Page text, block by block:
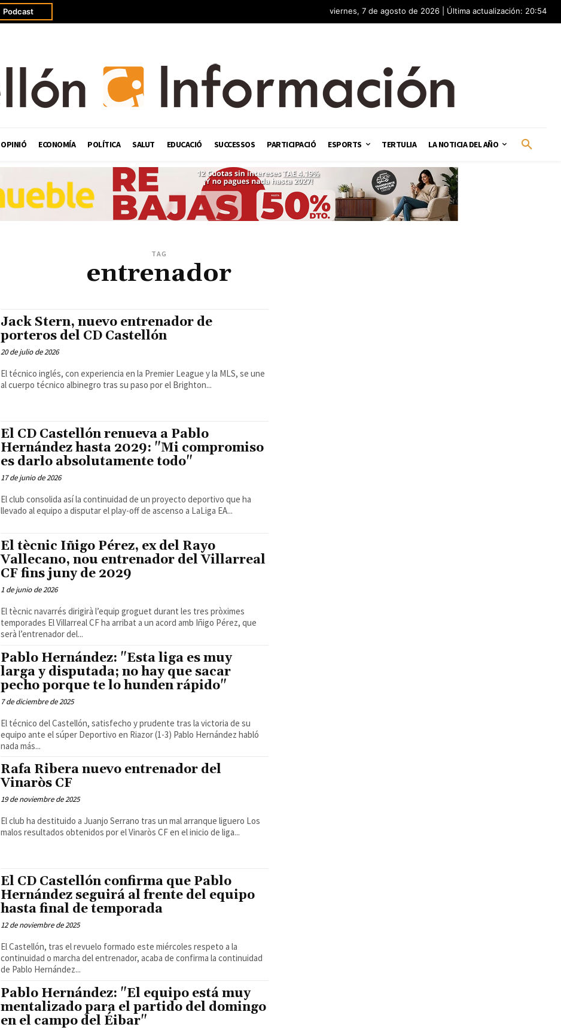
Podcast viernes, 7 de agosto de 2026 | Última actualización: 20:54
OPINIÓ ECONOMÍA POLÍTICA SALUT EDUCACIÓ SUCCESSOS PARTICIPACIÓ ESPORTS TERTULIA LA NOTICIA DEL AÑO
TAG
entrenador
Jack Stern, nuevo entrenador de
porteros del CD Castellón
20 de julio de 2026
El técnico inglés, con experiencia en la Premier League y la MLS, se une
al cuerpo técnico albinegro tras su paso por el Brighton...
El CD Castellón renueva a Pablo
Hernández hasta 2029: "Mi compromiso
es darlo absolutamente todo"
17 de junio de 2026
El club consolida así la continuidad de un proyecto deportivo que ha
llevado al equipo a disputar el play-off de ascenso a LaLiga EA...
El tècnic Iñigo Pérez, ex del Rayo
Vallecano, nou entrenador del Villarreal
CF fins juny de 2029
1 de junio de 2026
El tècnic navarrés dirigirà l’equip groguet durant les tres pròximes
temporades El Villarreal CF ha arribat a un acord amb Iñigo Pérez, que
serà l’entrenador del...
Pablo Hernández: "Esta liga es muy
larga y disputada; no hay que sacar
pecho porque te lo hunden rápido"
7 de diciembre de 2025
El técnico del Castellón, satisfecho y prudente tras la victoria de su
equipo ante el súper Deportivo en Riazor (1-3) Pablo Hernández habló
nada más...
Rafa Ribera nuevo entrenador del
Vinaròs CF
19 de noviembre de 2025
El club ha destituido a Juanjo Serrano tras un mal arranque liguero Los
malos resultados obtenidos por el Vinaròs CF en el inicio de liga...
El CD Castellón confirma que Pablo
Hernández seguirá al frente del equipo
hasta final de temporada
12 de noviembre de 2025
El Castellón, tras el revuelo formado este miércoles respeto a la
continuidad o marcha del entrenador, acaba de confirma la continuidad
de Pablo Hernández...
Pablo Hernández: "El equipo está muy
mentalizado para el partido del domingo
en el campo del Éibar"